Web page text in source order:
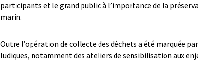
participants et le grand public à l’importance de la
marin.
Outre l’opération de collecte des déchets a été marquée
ludiques, notamment des ateliers de sensibilisation aux